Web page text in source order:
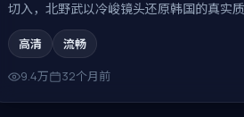
切入，北野武以冷峻镜头还原韩国的真实
回味无穷。
高清
流畅
9.4万
32个月前